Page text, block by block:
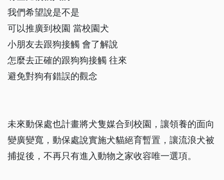
我們希望說是不是
可以推廣到校園 當校園犬
小朋友去跟狗接觸 會了解說
怎麼去正確的跟狗狗接觸 往來
避免對狗有錯誤的觀念
未來動保處也計畫將犬隻媒合到校園，讓領養的面向
變廣變寬，動保處說實施犬貓絕育暫置，讓流浪犬被
捕捉後，不再只有進入動物之家收容唯一選項。